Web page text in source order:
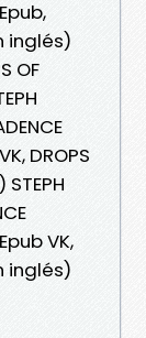
inglés)
OF
DROPS
VK,
inglés)